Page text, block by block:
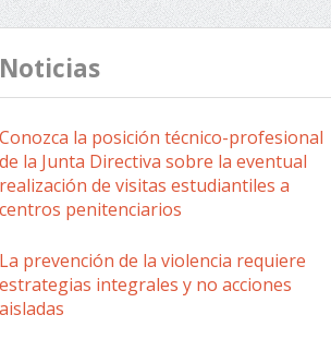
Noticias
Conozca la posición técnico-profesional
de la Junta Directiva sobre la eventual
realización de visitas estudiantiles a
centros penitenciarios
La prevención de la violencia requiere
estrategias integrales y no acciones
aisladas